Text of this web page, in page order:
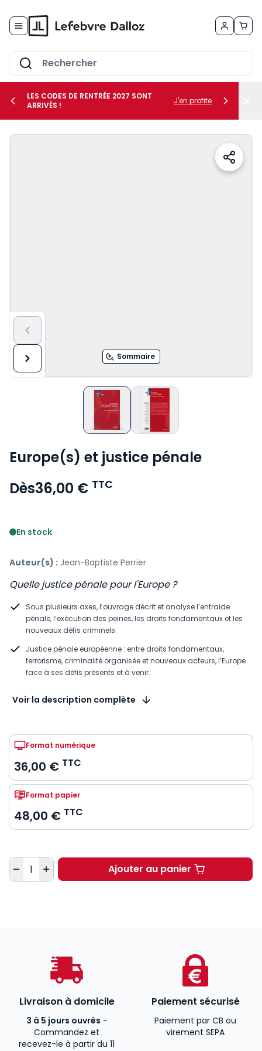
le sous-menu Vos métiers
LES CODES DE RENTRÉE 2027 SONT
ARRIVÉS !
J'en profite
Sommaire
Europe(s) et justice pénale
Dès36,00 € TTC
En stock
Auteur(s) : Jean-Baptiste Perrier
Quelle justice pénale pour l'Europe ?
Sous plusieurs axes, l’ouvrage décrit et analyse l’entraide
pénale, l’exécution des peines, les droits fondamentaux et les
nouveaux défis criminels.
Justice pénale européenne : entre droits fondamentaux,
terrorisme, criminalité organisée et nouveaux acteurs, l’Europe
face à ses défis présents et à venir.
Voir la description complète
Format numérique
36,00 € TTC
Format papier
48,00 € TTC
Quantité Ajouter au panier
Livraison à domicile
3 à 5 jours ouvrés -
Commandez et
recevez-le à partir du 11
Paiement sécurisé
Paiement par CB ou
virement SEPA